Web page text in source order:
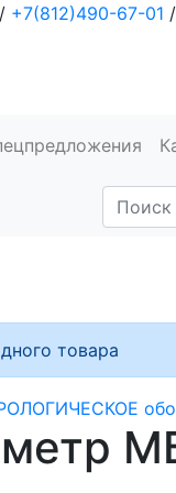
/ +7(812)490-67-01 /
товара